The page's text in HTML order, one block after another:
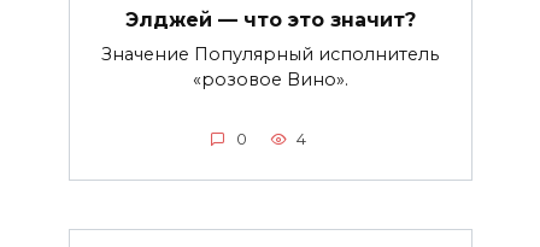
Элджей — что это значит?
Значение Популярный исполнитель
«розовое Вино».
0 4